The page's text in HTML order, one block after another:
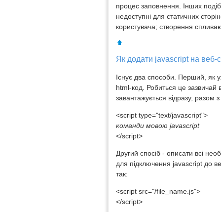
процес заповнення. Інших
недоступні для статичних
користувача; створення
Як додати javascript на веб-
Існує два способи. Перший, як
html-код. Робиться це зазвичай
завантажується відразу, разом
<script type="text/javascript">
команди мовою javascript
</script>
Другий спосіб - описати всі
для підключення javascript до
так:
<script src="/file_name.js">
</script>